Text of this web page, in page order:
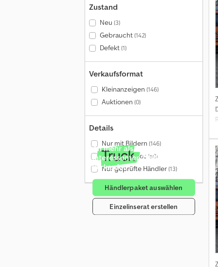
Zustand
Neu (3)
Gebraucht(142)
Defekt(1)
Verkaufsformat
Kleinanzeigen (146)
Auktionen (0)
Details
Nur mit Bildern (146)
Nur mit Videos (50)
Nur geprüfte Händler(13)
An mehr als 4 Millionen
Interessenten pro Monat
verkaufen
Händlerpaket auswählen
Einzelinserat erstellen